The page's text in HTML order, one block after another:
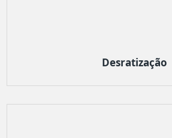
Desratização